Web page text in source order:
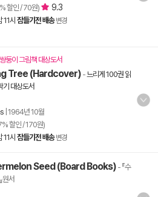
할인 / 70원) 9.3
11시 잠들기전 배송 변경
둥이 그림책 대상도서
Tree (Hardcover) -느리게 100권 읽
대상도서
1964년 10월
할인 / 170원)
11시 잠들기전 배송 변경
Seed (Board Books) - 『수
원서